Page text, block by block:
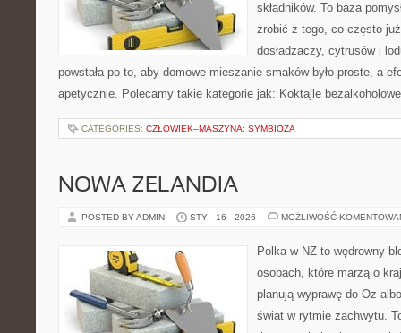
składników. To baza
zrobić z tego, co często
dosładzaczy, cytrusów i
powstała po to, aby domowe mieszanie smaków było proste, a
apetycznie. Polecamy takie kategorie jak: Koktajle
CATEGORIES: CZŁOWIEK–MASZYNA: SYMBIOZA
NOWA ZELANDIA
POSTED BY ADMIN STY - 16 - 2026 MOŻLIWOŚĆ
Polka w NZ to wędrowny
osobach, które marzą o
planują wyprawę do Oz
świat w rytmie zachwytu.